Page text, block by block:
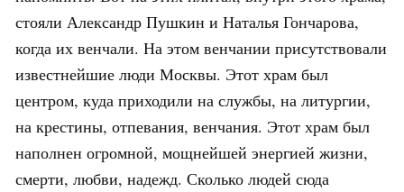
стояли Александр Пушкин и Наталья Гончарова,
когда их венчали. На этом венчании присутствовали
известнейшие люди Москвы. Этот храм был
центром, куда приходили на службы, на литургии,
на крестины, отпевания, венчания. Этот храм был
наполнен огромной, мощнейшей энергией жизни,
смерти, любви, надежд. Сколько людей сюда